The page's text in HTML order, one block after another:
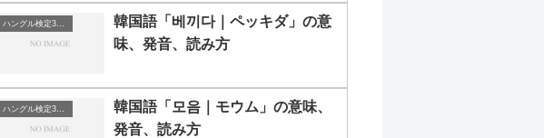
韓国語「베끼다｜ペッキダ」の意
味、発音、読み方
韓国語「모음｜モウム」の意味、
発音、読み方